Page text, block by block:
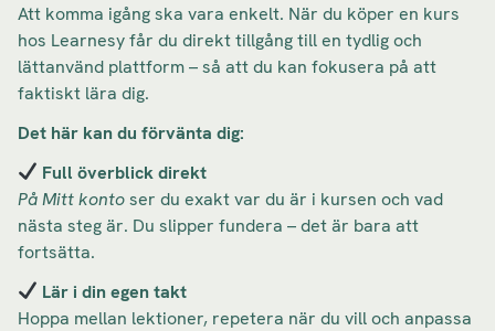
Att komma igång ska vara enkelt. När du köper en kurs
hos Learnesy får du direkt tillgång till en tydlig och
lättanvänd plattform – så att du kan fokusera på att
faktiskt lära dig.
Det här kan du förvänta dig:
Full överblick direkt
På Mitt kontoser du exakt var du är i kursen och vad
nästa steg är. Du slipper fundera – det är bara att
fortsätta.
Lär i din egen takt
Hoppa mellan lektioner, repetera när du vill och anpassa